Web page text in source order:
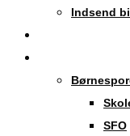
Indsend
SFO